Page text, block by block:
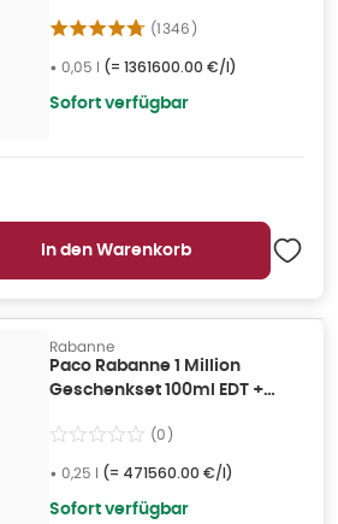
(1346)
• 0,05 l (= 1361600.00 €/l)
Sofort verfügbar
In den Warenkorb
Rabanne
Paco Rabanne 1 Million
Geschenkset 100ml EDT +
(0)
• 0,25 l (= 471560.00 €/l)
Sofort verfügbar